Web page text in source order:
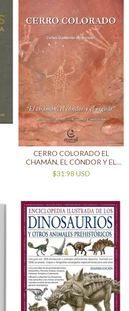
CERRO COLORADO EL
CHAMÁN, EL CÓNDOR Y EL
JAGUAR - ARTE RUPESTRE,
PATRIMONIO CULTURAL Y
$31.98 USD